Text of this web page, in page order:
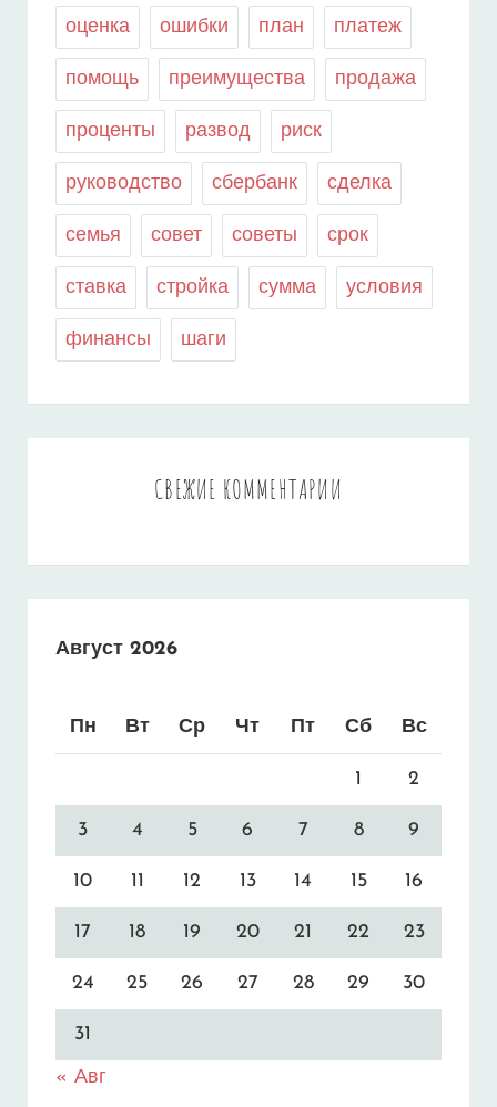
оценка ошибки план платеж
помощь преимущества продажа
проценты развод риск
руководство сбербанк сделка
семья совет советы срок
ставка стройка сумма условия
финансы шаги
СВЕЖИЕ КОММЕНТАРИИ
Август 2026
Пн Вт Ср Чт Пт Сб Вс
1 2
3 4 5 6 7 8 9
10 11 12 13 14 15 16
17 18 19 20 21 22 23
24 25 26 27 28 29 30
31
« Авг